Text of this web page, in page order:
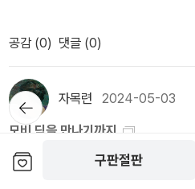
구판절판
일이다.​그런데 고래는,동물원에서
나는 고래는 어떨지를 상상하며 읽느
태도를 고민하게 한다는 점이 내가
그의 작품은 대체로 음울하고 불안한
그럴 수밖에 없는 것이, 헝가리 유대
고 듣고 느낀 세상을 떠올려보면 그
비극적인 언어라도 현실의 붕괴 그 안
삶의 가치를 찾으려는 노력, 스스로
써 읽힌다. 긴말이 필요 없다. 상당히
중요한 문제를 담은 편지를 독일 연
환기시켜 주었다. 이스마엘 모험기
대한 이야기를 들려주고 싶었던 것일
못 읽지만 스스로와 함께하는 삶에
하는 것을 지나치게 의식하지 않는
자, 이 둘은 '수줍고 다정한 한 쌍' 을
게 말한다. '지상의 모든 것에 대한
감,이 두 가지를 겸비한 사람은 신자
공감 (0) 댓글 (0)
자목련 2024-05-03
모비 딕을 만나기까지
지레 겁을 먹는 책이 있다. 알 수 없
고 할까. 허먼 멜빌의 『모비 딕』도
뒤로가
기